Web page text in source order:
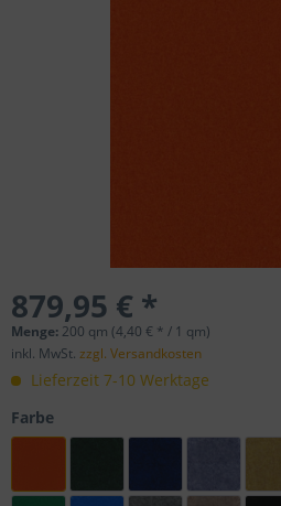
879,95 € *
Menge: 200 qm (4,40 € * / 1 qm)
inkl. MwSt. zzgl. Versandkosten
Lieferzeit 7-10 Werktage
Farbe